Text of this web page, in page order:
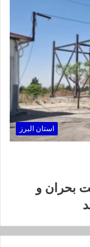
استان البرز
بحران و